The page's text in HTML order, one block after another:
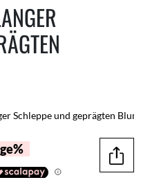
Schleppe und geprägten
Teilen